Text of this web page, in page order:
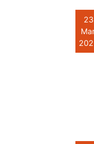
23